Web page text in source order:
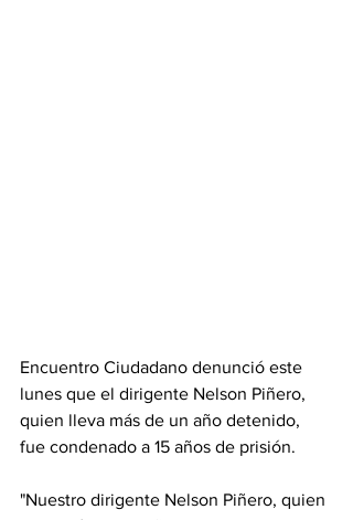
Encuentro Ciudadano denunció este
lunes que el dirigente Nelson Piñero,
quien lleva más de un año detenido,
fue condenado a 15 años de prisión.
"Nuestro dirigente Nelson Piñero, quien